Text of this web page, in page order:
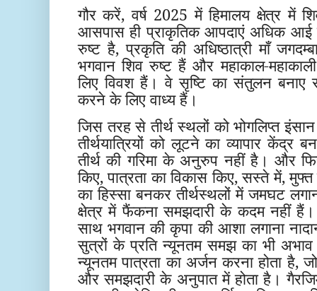
गौर करें, वर्ष 2025 में हिमालय क्षेत्र में
आसपास ही प्राकृतिक आपदाएं अधिक
रुष्ट है, प्रकृति की अधिष्ठात्री माँ
भगवान शिव रुष्ट हैं और महाकाल-
लिए विवश हैं। वे सृष्टि का संतुलन
करने के लिए वाध्य हैं।
जिस तरह से तीर्थ स्थलों को भोगलिप्त
तीर्थयात्रियों को लूटने का व्यापार केंद्र
तीर्थ की गरिमा के अनुरुप नहीं है। और
किए, पात्रता का विकास किए, सस्ते में,
का हिस्सा बनकर तीर्थस्थलों में जमघट
क्षेत्र में फैंकना समझदारी के कदम नहीं हैं।
साथ भगवान की कृपा की आशा लगाना
सुत्रों के प्रति न्यूनतम समझ का भी अभाव
न्यूनतम पात्रता का अर्जन करना होता है,
और समझदारी के अनुपात में होता है।